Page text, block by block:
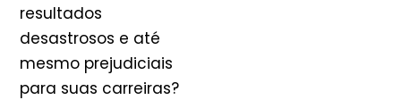
resultados
desastrosos e até
mesmo prejudiciais
para suas carreiras?